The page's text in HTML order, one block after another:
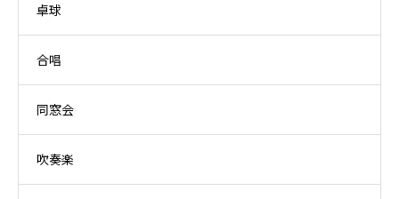
卓球
合唱
同窓会
吹奏楽